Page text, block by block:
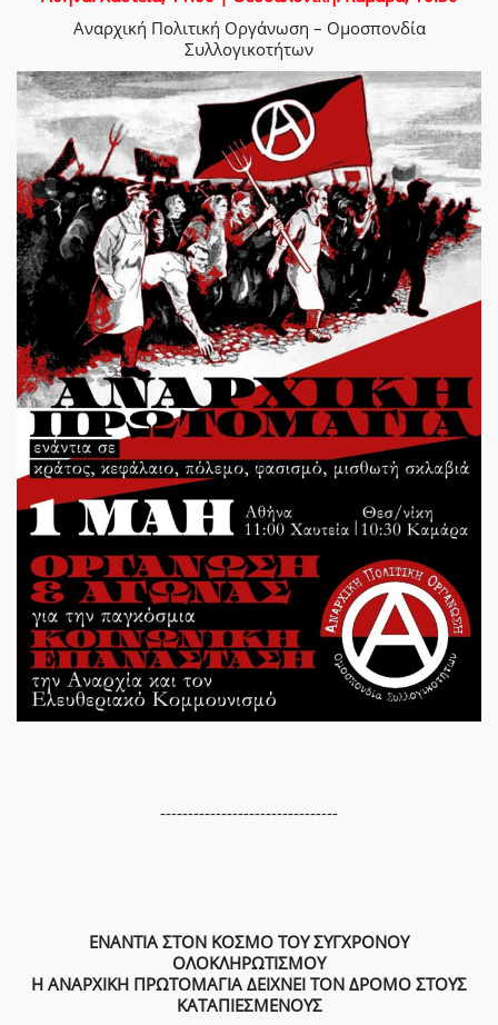
Αναρχική Πολιτική Οργάνωση – Ομοσπονδία
Συλλογικοτήτων
--------------------------------
ΕΝΑΝΤΙΑ ΣΤΟΝ ΚΟΣΜΟ ΤΟΥ ΣΥΓΧΡΟΝΟΥ
ΟΛΟΚΛΗΡΩΤΙΣΜΟΥ
Η ΑΝΑΡΧΙΚΗ ΠΡΩΤΟΜΑΓΙΑ ΔΕΙΧΝΕΙ ΤΟΝ ΔΡΟΜΟ ΣΤΟΥΣ
ΚΑΤΑΠΙΕΣΜΕΝΟΥΣ